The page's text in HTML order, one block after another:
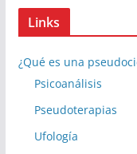
Links
¿Qué es una
Psicoanálisis
Pseudoterapias
Ufología